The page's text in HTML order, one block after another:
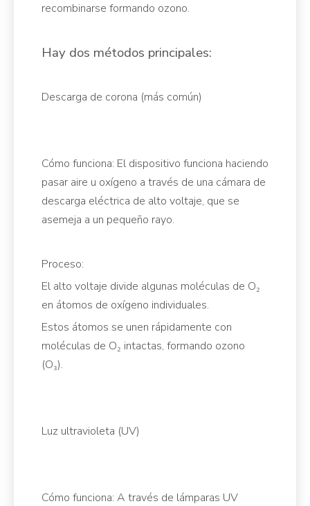
recombinarse formando ozono.
Hay dos métodos principales:
Descarga de corona (más común)
Cómo funciona: El dispositivo funciona haciendo
pasar aire u oxígeno a través de una cámara de
descarga eléctrica de alto voltaje, que se
asemeja a un pequeño rayo.
Proceso:
El alto voltaje divide algunas moléculas de O₂
en átomos de oxígeno individuales.
Estos átomos se unen rápidamente con
moléculas de O₂ intactas, formando ozono
(O₃).
Luz ultravioleta (UV)
Cómo funciona: A través de lámparas UV